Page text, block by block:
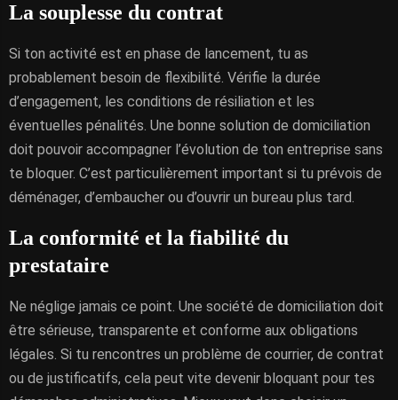
La souplesse du contrat
Si ton activité est en phase de lancement, tu as
probablement besoin de flexibilité. Vérifie la durée
d’engagement, les conditions de résiliation et les
éventuelles pénalités. Une bonne solution de domiciliation
doit pouvoir accompagner l’évolution de ton entreprise sans
te bloquer. C’est particulièrement important si tu prévois de
déménager, d’embaucher ou d’ouvrir un bureau plus tard.
La conformité et la fiabilité du
prestataire
Ne néglige jamais ce point. Une société de domiciliation doit
être sérieuse, transparente et conforme aux obligations
légales. Si tu rencontres un problème de courrier, de contrat
ou de justificatifs, cela peut vite devenir bloquant pour tes